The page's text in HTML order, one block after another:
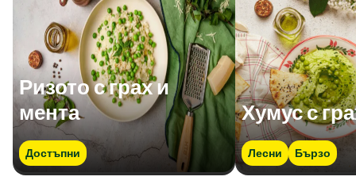
Ризото с грах и
мента
Достъпни
Хумус с
Лесни Бързо